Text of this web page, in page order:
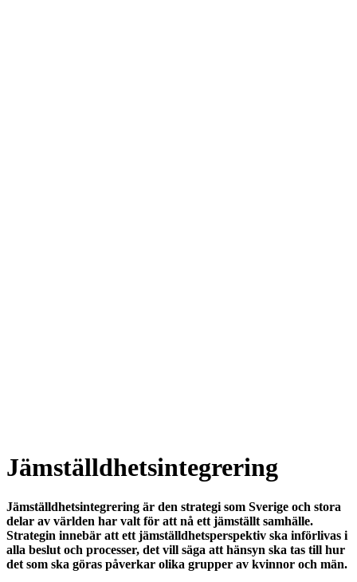
Jämställdhetsintegrering
Jämställdhetsintegrering är den strategi som Sverige och stora
delar av världen har valt för att nå ett jämställt samhälle.
Strategin innebär att ett jämställdhetsperspektiv ska införlivas i
alla beslut och processer, det vill säga att hänsyn ska tas till hur
det som ska göras påverkar olika grupper av kvinnor och män.